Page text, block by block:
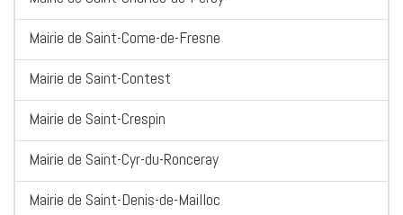
Mairie de Saint-Come-de-Fresne
Mairie de Saint-Contest
Mairie de Saint-Crespin
Mairie de Saint-Cyr-du-Ronceray
Mairie de Saint-Denis-de-Mailloc